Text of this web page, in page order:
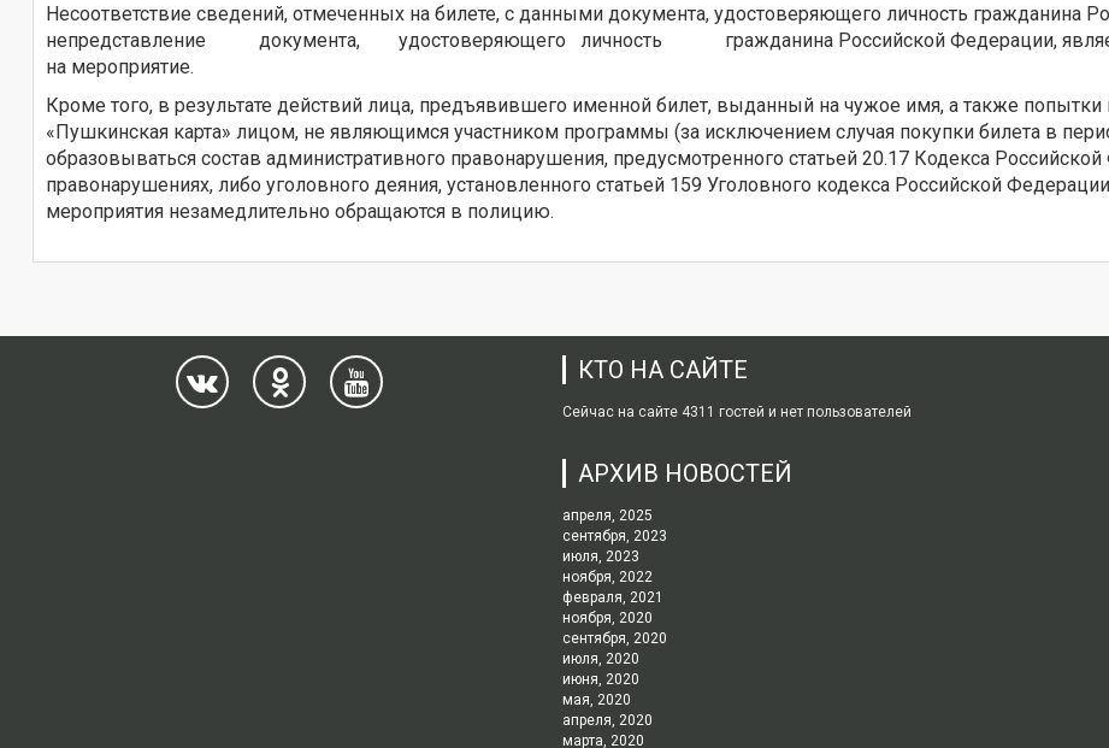
Несоответствие сведений, отмеченных на билете, с данными документа, удостоверяющего личность гражданина
непредставление документа, удостоверяющего личность гражданина Российской Федерации, является
на мероприятие.
Кроме того, в результате действий лица, предъявившего именной билет, выданный на чужое имя, а также
«Пушкинская карта» лицом, не являющимся участником программы (за исключением случая покупки билета в
образовываться состав административного правонарушения, предусмотренного статьей 20.17 Кодекса
правонарушениях, либо уголовного деяния, установленного статьей 159 Уголовного кодекса Российской
мероприятия незамедлительно обращаются в полицию.
КТО НА САЙТЕ
Сейчас на сайте 4311 гостей и нет пользователей
АРХИВ НОВОСТЕЙ
апреля, 2025
сентября, 2023
июля, 2023
ноября, 2022
февраля, 2021
ноября, 2020
сентября, 2020
июля, 2020
июня, 2020
мая, 2020
апреля, 2020
марта, 2020